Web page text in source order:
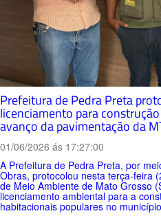
Prefeitura de Pedra Preta
licenciamento para
avanço da pavimentação da
01/06/2026 ás 17:27:00
A Prefeitura de Pedra Preta, por
Obras, protocolou nesta terça-feira
de Meio Ambiente de Mato Grosso
licenciamento ambiental para a
habitacionais populares no